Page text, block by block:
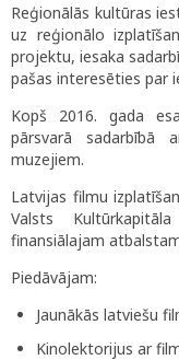
Reģionālās kultūras
uz reģionālo
projektu, iesaka
pašas interesēties par
Kopš 2016. gada
pārsvarā sadarbībā
muzejiem.
Latvijas filmu
Valsts
finansiālajam
Piedāvājam:
Jaunākās latviešu
Kinolektorijus ar